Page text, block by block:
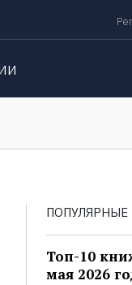
Топ-10
мая 2026